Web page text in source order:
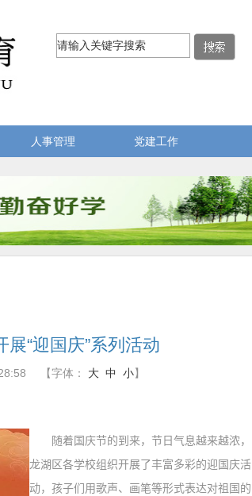
人事管理 党建工作
“迎国庆”系列活动
【字体： 大 中 小】
随着国庆节的到来，节日气息越来越浓，
龙湖区各学校组织开展了丰富多彩的迎国庆活
动，孩子们用歌声、画笔等形式表达对祖国的